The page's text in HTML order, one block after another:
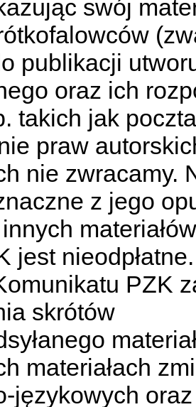
swój
publikacji
oraz ich
takich jak
praw
nie zwracamy.
z jego
jest nieodpłatne.
PZK
skrótów
materiałach
językowych